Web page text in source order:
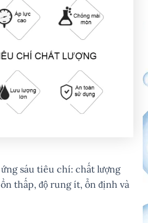
sáu tiêu chí: chất lượng
thấp, độ rung ít, ổn định và